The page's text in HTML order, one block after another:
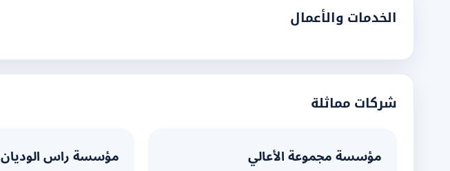
الخدمات والأعمال
شركات مماثلة
مؤسسة مجموعة الأعالي مؤسسة راس الوديان